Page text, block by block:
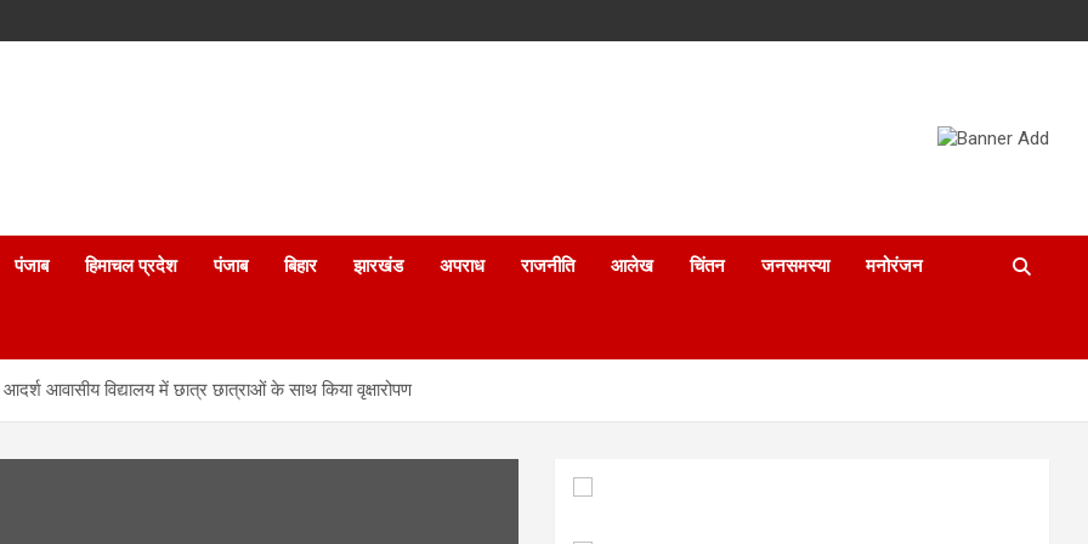
पंजाब हिमाचल प्रदेश पंजाब बिहार झारखंड अपराध राजनीति आलेख चिंतन जनसमस्या मनोरंजन
आवासीय विद्यालय में छात्र छात्राओं के साथ किया वृक्षारोपण